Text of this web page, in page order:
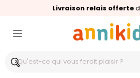
Livraison relais offerte
🥇Palmarès Capital 2025 :
⭐⭐⭐⭐⭐4,6/5(24 000